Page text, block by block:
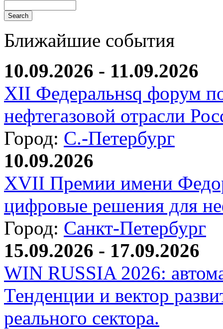
Ближайшие события
10.09.2026 - 11.09.2026
XII Федеральнsq форум
нефтегазовой отрасли
Город: С.-Петербург
10.09.2026
XVII Премии имени
цифровые решения для
Город: Санкт-Петербург
15.09.2026 - 17.09.2026
WIN RUSSIA 2026:
Тенденции и вектор
реального сектора.